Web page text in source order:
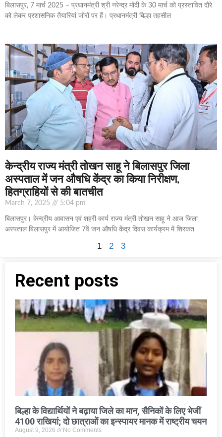
बिलासपुर, 7 मार्च 2025 – प्रधानमंत्री श्री नरेन्द्र मोदी के 30 मार्च को प्रस्तावित दौरे
को लेकर प्रशासनिक तैयारियां जोरों पर हैं। प्रधानमंत्री बिल्हा तहसील
केन्द्रीय राज्य मंत्री तोखन साहू ने बिलासपुर जिला
अस्पताल में जन औषधि केंद्र का किया निरीक्षण,
हितग्राहियों से की बातचीत
March 7, 2025 5:04 pm
बिलासपुर। केन्द्रीय आवासन एवं शहरी कार्य राज्य मंत्री तोखन साहू ने आज जिला
अस्पताल बिलासपुर में आयोजित 7वें जन औषधि केंद्र दिवस कार्यक्रम में शिरकत
1 2 3
Recent posts
बिल्हा के विद्यार्थियों ने बढ़ाया जिले का मान, सैनिकों के लिए भेजीं
4100 राखियां; दो छात्राओं का इन्स्पायर मानक में राष्ट्रीय चयन
August 9, 2026 No Comments